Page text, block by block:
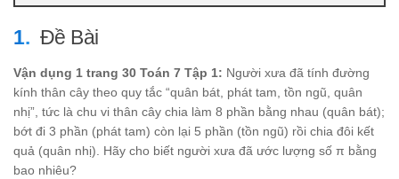
Đề Bài
Vận dụng 1 trang 30 Toán 7 Tập 1: Người xưa đã tính đường
kính thân cây theo quy tắc “quân bát, phát tam, tồn ngũ, quân
nhị”, tức là chu vi thân cây chia làm 8 phần bằng nhau (quân bát);
bớt đi 3 phần (phát tam) còn lại 5 phần (tồn ngũ) rồi chia đôi kết
quả (quân nhị). Hãy cho biết người xưa đã ước lượng số π bằng
bao nhiêu?